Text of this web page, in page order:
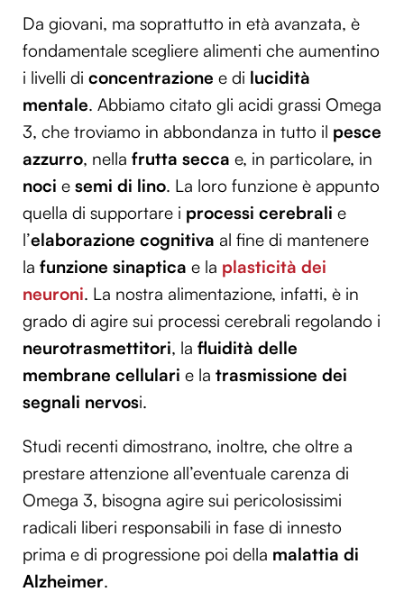
Da giovani, ma soprattutto in età avanzata, è
fondamentale scegliere alimenti che aumentino
i livelli di concentrazione e di lucidità
mentale. Abbiamo citato gli acidi grassi Omega
3, che troviamo in abbondanza in tutto il pesce
azzurro, nella frutta secca e, in particolare, in
noci e semi di lino. La loro funzione è appunto
quella di supportare i processi cerebrali e
l’elaborazione cognitiva al fine di mantenere
la funzione sinaptica e la plasticità dei
neuroni. La nostra alimentazione, infatti, è in
grado di agire sui processi cerebrali regolando i
neurotrasmettitori, la fluidità delle
membrane cellulari e la trasmissione dei
segnali nervosi.
Studi recenti dimostrano, inoltre, che oltre a
prestare attenzione all’eventuale carenza di
Omega 3, bisogna agire sui pericolosissimi
radicali liberi responsabili in fase di innesto
prima e di progressione poi della malattia di
Alzheimer.